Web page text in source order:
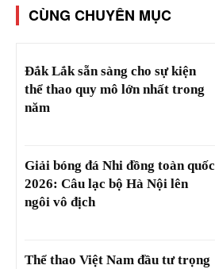
CÙNG CHUYÊN MỤC
Đắk Lắk sẵn sàng cho sự kiện
thể thao quy mô lớn nhất trong
năm
Giải bóng đá Nhi đồng toàn quốc
2026: Câu lạc bộ Hà Nội lên
ngôi vô địch
Thể thao Việt Nam đầu tư trọng